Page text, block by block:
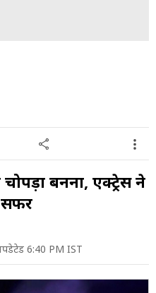
चोपड़ा बनना, एक्ट्रेस ने
सफर
6:40 PM IST